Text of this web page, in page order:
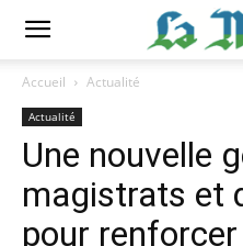
Accueil Actualité
Actualité
Une nouvelle
magistrats et
pour